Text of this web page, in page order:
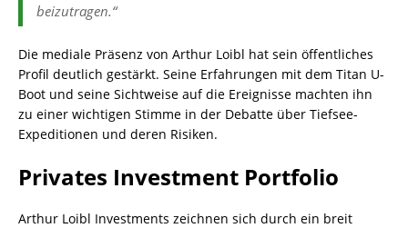
beizutragen.“
Die mediale Präsenz von Arthur Loibl hat sein öffentliches
Profil deutlich gestärkt. Seine Erfahrungen mit dem Titan U-
Boot und seine Sichtweise auf die Ereignisse machten ihn
zu einer wichtigen Stimme in der Debatte über Tiefsee-
Expeditionen und deren Risiken.
Privates Investment Portfolio
Arthur Loibl Investments zeichnen sich durch ein breit